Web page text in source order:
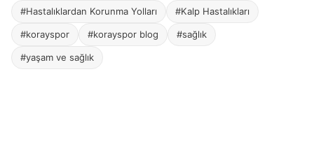
#Hastalıklardan Korunma Yolları #Kalp Hastalıkları
#korayspor #korayspor blog #sağlık
#yaşam ve sağlık